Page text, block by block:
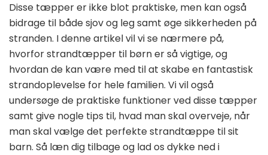
Disse tæpper er ikke blot praktiske, men kan også
bidrage til både sjov og leg samt øge sikkerheden på
stranden. I denne artikel vil vi se nærmere på,
hvorfor strandtæpper til børn er så vigtige, og
hvordan de kan være med til at skabe en fantastisk
strandoplevelse for hele familien. Vi vil også
undersøge de praktiske funktioner ved disse tæpper
samt give nogle tips til, hvad man skal overveje, når
man skal vælge det perfekte strandtæppe til sit
barn. Så læn dig tilbage og lad os dykke ned i